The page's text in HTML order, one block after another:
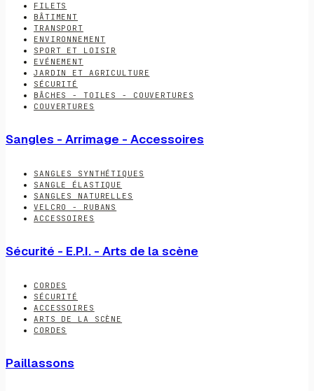
FILETS
BÂTIMENT
TRANSPORT
ENVIRONNEMENT
SPORT ET LOISIR
EVÉNEMENT
JARDIN ET AGRICULTURE
SÉCURITÉ
BÂCHES - TOILES - COUVERTURES
COUVERTURES
Sangles - Arrimage - Accessoires
SANGLES SYNTHÉTIQUES
SANGLE ÉLASTIQUE
SANGLES NATURELLES
VELCRO - RUBANS
ACCESSOIRES
Sécurité - E.P.I. - Arts de la scène
CORDES
SÉCURITÉ
ACCESSOIRES
ARTS DE LA SCÈNE
CORDES
Paillassons